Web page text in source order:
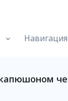
Навигация